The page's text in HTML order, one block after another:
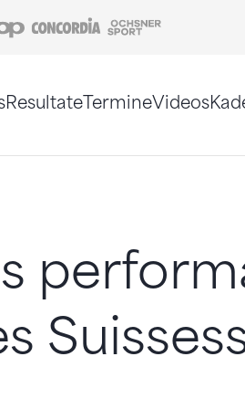
Coop Concordia
ResultateTermineVideos